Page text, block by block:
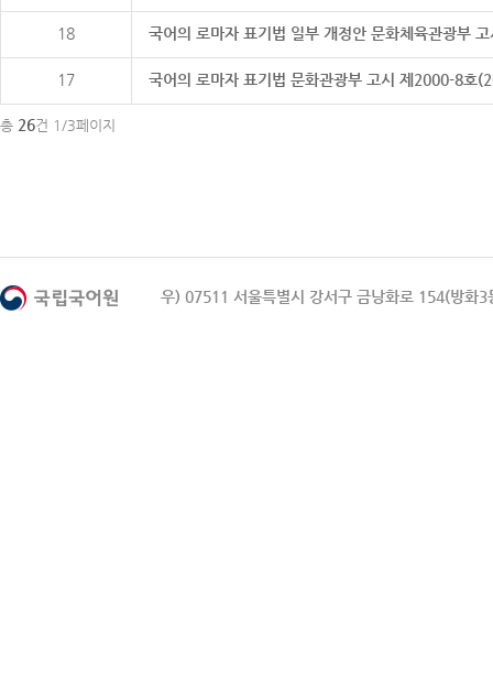
18 국어의 로마자 표기법 일부 개정안 문화체육관광부
17 국어의 로마자 표기법 문화관광부 고시 제2000-8호
총 26건 1/3페이지
우) 07511 서울특별시 강서구 금낭화로 154(방화3